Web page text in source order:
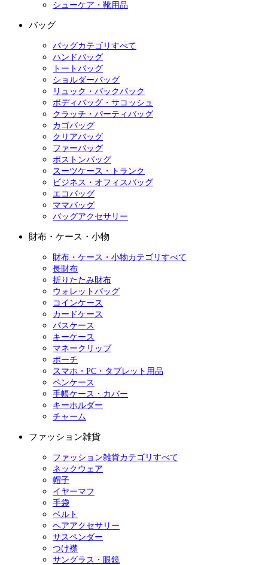
シューケア・靴用品
バッグ
バッグカテゴリすべて
ハンドバッグ
トートバッグ
ショルダーバッグ
リュック・バックパック
ボディバッグ・サコッシュ
クラッチ・パーティバッグ
カゴバッグ
クリアバッグ
ファーバッグ
ボストンバッグ
スーツケース・トランク
ビジネス・オフィスバッグ
エコバッグ
ママバッグ
バッグアクセサリー
財布・ケース・小物
財布・ケース・小物カテゴリすべて
長財布
折りたたみ財布
ウォレットバッグ
コインケース
カードケース
パスケース
キーケース
マネークリップ
ポーチ
スマホ・PC・タブレット用品
ペンケース
手帳ケース・カバー
キーホルダー
チャーム
ファッション雑貨
ファッション雑貨カテゴリすべて
ネックウェア
帽子
イヤーマフ
手袋
ベルト
ヘアアクセサリー
サスペンダー
つけ襟
サングラス・眼鏡